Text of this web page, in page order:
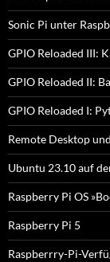
Sonic Pi unter
GPIO Reloaded III:
GPIO Reloaded II:
GPIO Reloaded I:
Remote Desktop
Ubuntu 23.10 auf
Raspberry Pi OS
Raspberry Pi 5
Raspberrry-Pi-